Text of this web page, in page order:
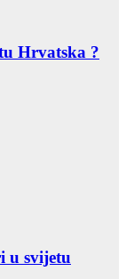
Hrvatska ?
u svijetu